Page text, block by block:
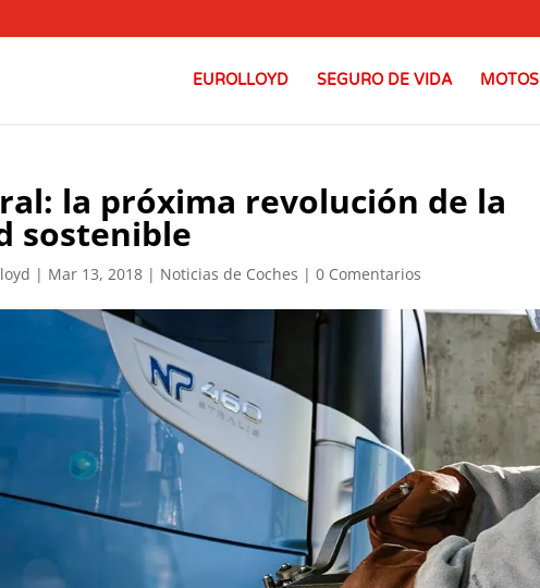
EUROLLOYD SEGURO DE VIDA MOTOS
la próxima revolución de la
sostenible
| Mar 13, 2018 | Noticias de Coches |0 Comentarios